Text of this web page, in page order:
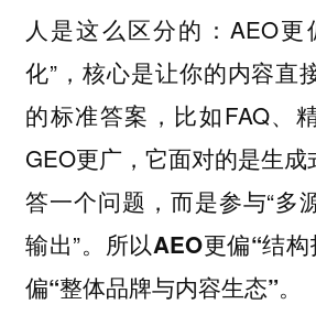
人是这么区分的：AEO更
化”，核心是让你的内容直
的标准答案，比如FAQ、
GEO更广，它面对的是生
答一个问题，而是参与“多
输出”。 所以AEO更偏“结
偏“整体品牌与内容生态”。